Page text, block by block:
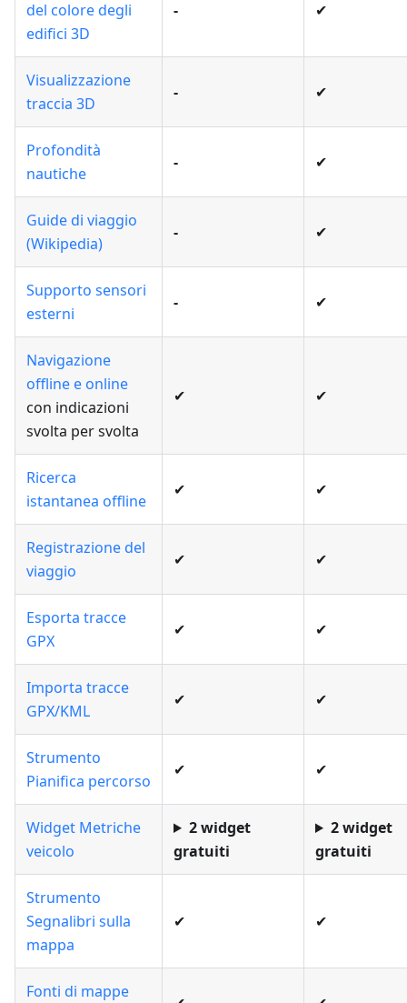
del colore degli
edifici 3D
- ✔
Visualizzazione
traccia 3D
- ✔
Profondità
nautiche
- ✔
Guide di viaggio
(Wikipedia)
- ✔
Supporto sensori
esterni
- ✔
Navigazione
offline e online
con indicazioni
svolta per svolta
✔ ✔
Ricerca
istantanea offline
✔ ✔
Registrazione del
viaggio
✔ ✔
Esporta tracce
GPX
✔ ✔
Importa tracce
GPX/KML
✔ ✔
Strumento
Pianifica percorso
✔ ✔
Widget Metriche
veicolo
2 widget
gratuiti
2 widget
gratuiti
Strumento
Segnalibri sulla
mappa
✔ ✔
Fonti di mappe